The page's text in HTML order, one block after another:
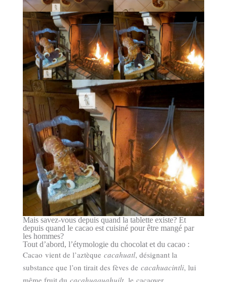
Mais savez-vous depuis quand la tablette existe? Et
depuis quand le cacao est cuisiné pour être mangé par
les hommes?
Tout d’abord, l’étymologie du chocolat et du cacao :
Cacao vient de l’aztèque cacahuatl, désignant la
substance que l’on tirait des fèves de cacahuacintli, lui
même fruit du cacahuaquahuilt, le cacaoyer.